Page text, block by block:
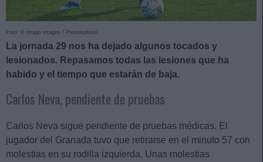
Foto: © imago images / Pressinphoto
La jornada 29 nos ha dejado algunos tocados y
lesionados. Repasamos todas las lesiones que ha
habido y el tiempo que estarán de baja.
Carlos Neva, pendiente de pruebas
Carlos Neva sigue pendiente de pruebas médicas. El
jugador del Granada tuvo que retirarse en el minuto 57 con
molestias en su rodilla izquierda. Unas molestias